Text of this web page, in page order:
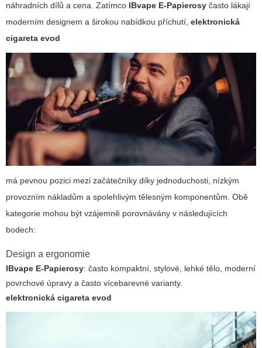
náhradních dílů a cena. Zatímco IBvape E-Papierosy často lákají
moderním designem a širokou nabídkou příchutí, elektronická
cigareta evod
má pevnou pozici mezi začátečníky díky jednoduchosti, nízkým
provozním nákladům a spolehlivým tělesným komponentům. Obě
kategorie mohou být vzájemně porovnávány v následujících
bodech:
Design a ergonomie
IBvape E-Papierosy: často kompaktní, stylové, lehké tělo, moderní
povrchové úpravy a často vícebarevné varianty.
elektronická cigareta evod